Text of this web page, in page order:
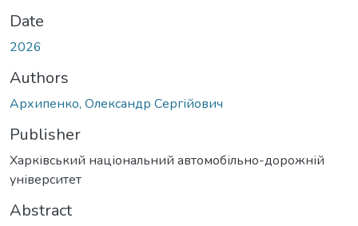
Date
2026
Authors
Архипенко, Олександр Сергійович
Publisher
Харківський національний автомобільно-дорожній
університет
Abstract